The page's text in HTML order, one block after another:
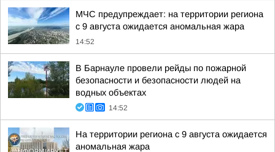
МЧС предупреждает: на территории региона
с 9 августа ожидается аномальная жара
14:52
В Барнауле провели рейды по пожарной
безопасности и безопасности людей на
водных объектах
14:52
На территории региона с 9 августа ожидается
аномальная жара